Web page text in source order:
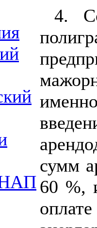
4.
сумм
60 %,